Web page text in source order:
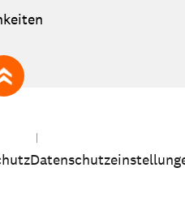
zum Seitenanfang